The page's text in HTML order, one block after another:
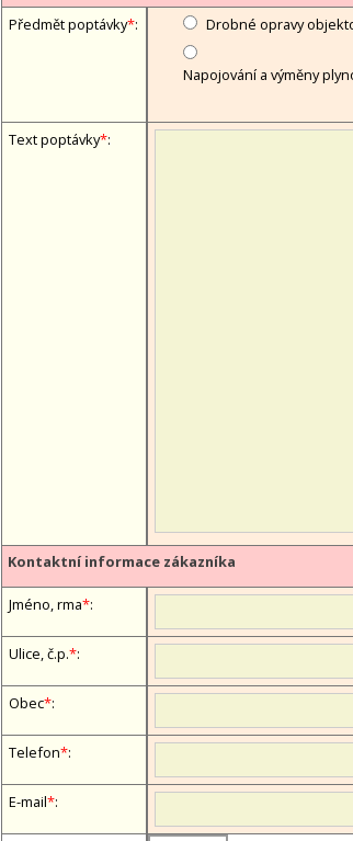
Předmět poptávky*: Drobné opravy
Napojování a výměny
Text poptávky*:
Kontaktní informace zákazníka
Jméno, firma*:
Ulice, č.p.*:
Obec*:
Telefon*:
E-mail*: